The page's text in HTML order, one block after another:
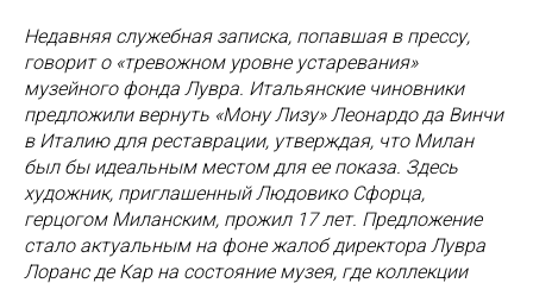
Недавняя служебная записка, попавшая в прессу,
говорит о «тревожном уровне устаревания»
музейного фонда Лувра. Итальянские чиновники
предложили вернуть «Мону Лизу» Леонардо да Винчи
в Италию для реставрации, утверждая, что Милан
был бы идеальным местом для ее показа. Здесь
художник, приглашенный Людовико Сфорца,
герцогом Миланским, прожил 17 лет. Предложение
стало актуальным на фоне жалоб директора Лувра
Лоранс де Кар на состояние музея, где коллекции